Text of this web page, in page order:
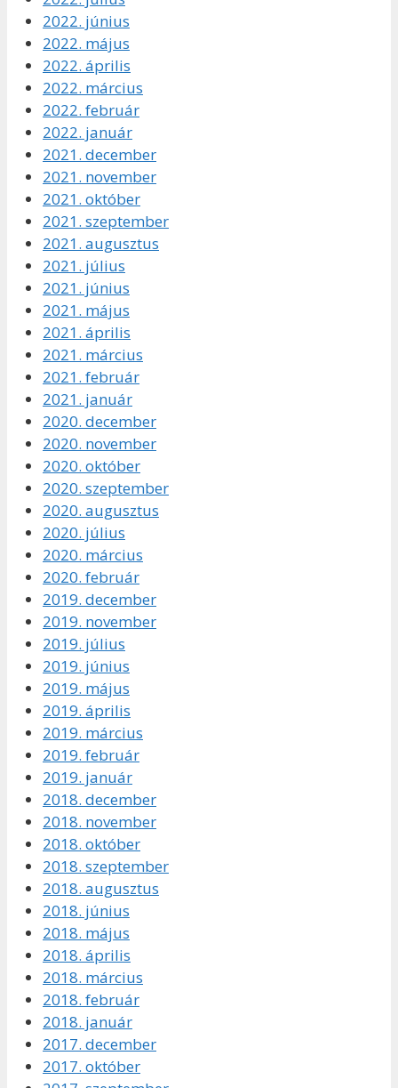
2022. június
2022. május
2022. április
2022. március
2022. február
2022. január
2021. december
2021. november
2021. október
2021. szeptember
2021. augusztus
2021. július
2021. június
2021. május
2021. április
2021. március
2021. február
2021. január
2020. december
2020. november
2020. október
2020. szeptember
2020. augusztus
2020. július
2020. március
2020. február
2019. december
2019. november
2019. július
2019. június
2019. május
2019. április
2019. március
2019. február
2019. január
2018. december
2018. november
2018. október
2018. szeptember
2018. augusztus
2018. június
2018. május
2018. április
2018. március
2018. február
2018. január
2017. december
2017. október